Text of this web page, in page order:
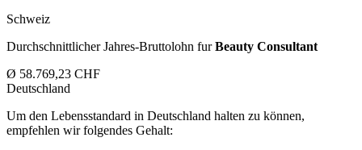
Schweiz
Durchschnittlicher Jahres-Bruttolohn furBeauty Consultant
Ø 58.769,23 CHF
Deutschland
Um den Lebensstandard in Deutschland halten zu können,
empfehlen wir folgendes Gehalt: